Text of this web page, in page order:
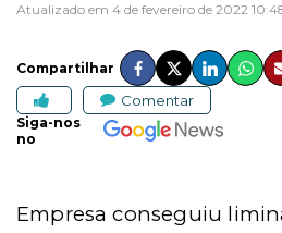
Atualizado em 4 de fevereiro de 2022
Compartilhar
Comentar
Siga-nos
no
Empresa conseguiu